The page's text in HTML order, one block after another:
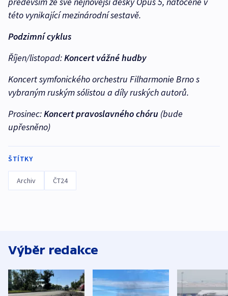
této vynikající mezinárodní sestavě.
Podzimní cyklus
Říjen/listopad:Koncert vážné hudby
Koncert symfonického orchestru Filharmonie Brno s
vybraným ruským sólistou a díly ruských autorů.
Prosinec:Koncert pravoslavného chóru (bude
upřesněno)
ŠTÍTKY
Archiv ČT24
Výběr redakce